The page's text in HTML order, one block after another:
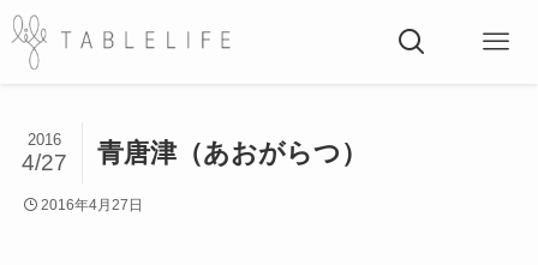
青唐津（あおがらつ）
2016
4/27
2016年4月27日